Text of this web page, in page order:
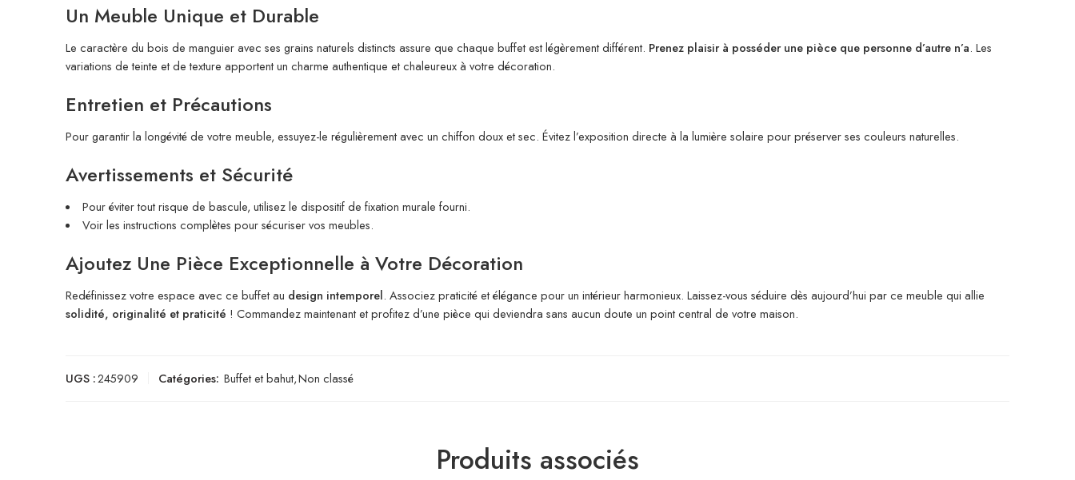
Un Meuble Unique et Durable
Le caractère du bois de manguier avec ses grains naturels distincts assure que chaque buffet est légèrement différent. Prenez plaisir à posséder une pièce que personne d’autre n’a. Les
variations de teinte et de texture apportent un charme authentique et chaleureux à votre décoration.
Entretien et Précautions
Pour garantir la longévité de votre meuble, essuyez-le régulièrement avec un chiffon doux et sec. Évitez l’exposition directe à la lumière solaire pour préserver ses couleurs naturelles.
Avertissements et Sécurité
Pour éviter tout risque de bascule, utilisez le dispositif de fixation murale fourni.
Voir les instructions complètes pour sécuriser vos meubles.
Ajoutez Une Pièce Exceptionnelle à Votre Décoration
Redéfinissez votre espace avec ce buffet au design intemporel. Associez praticité et élégance pour un intérieur harmonieux. Laissez-vous séduire dès aujourd’hui par ce meuble qui allie
solidité, originalité et praticité ! Commandez maintenant et profitez d’une pièce qui deviendra sans aucun doute un point central de votre maison.
UGS :245909 Catégories: Buffet et bahut,Non classé
Produits associés